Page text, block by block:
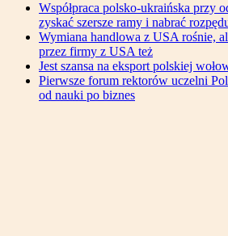
Współpraca polsko-ukraińska przy
zyskać szersze ramy i nabrać
Wymiana handlowa z USA rośnie,
przez firmy z USA też
Jest szansa na eksport polskiej
Pierwsze forum rektorów uczelni
od nauki po biznes